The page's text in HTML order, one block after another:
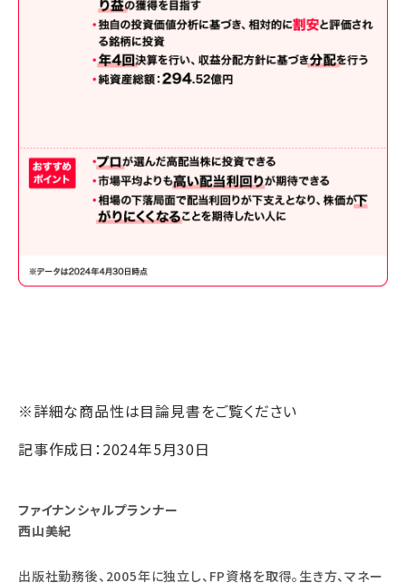
※詳細な商品性は目論見書をご覧ください
記事作成日：2024年5月30日
ファイナンシャルプランナー
西山美紀
出版社勤務後、2005年に独立し、FP資格を取得。生き方、マネー